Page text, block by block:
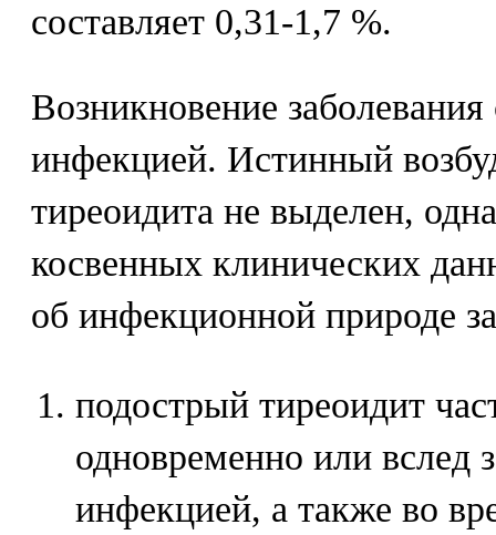
составляет 0,31-1,7 %.
Возникновение
инфекцией. Истинный
тиреоидита не выделен,
косвенных клинических
об инфекционной природе
подострый тиреоидит
одновременно или вслед
инфекцией, а также во